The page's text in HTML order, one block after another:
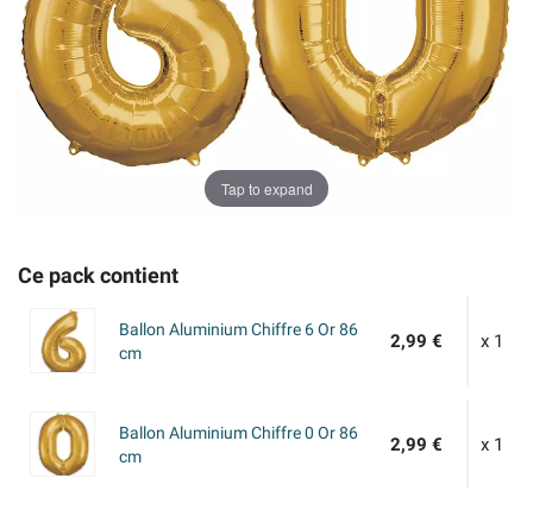
Tap to expand
Ce pack contient
Ballon Aluminium Chiffre 6 Or 86
cm
2,99 € x 1
Ballon Aluminium Chiffre 0 Or 86
cm
2,99 € x 1